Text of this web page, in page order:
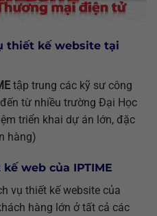
thiết kế website tại
tập trung các kỹ sư công
từ nhiều trường Đại Học
triển khai dự án lớn, đặc
hàng)
web của IPTIME
vụ thiết kế website của
hàng lớn ở tất cả các